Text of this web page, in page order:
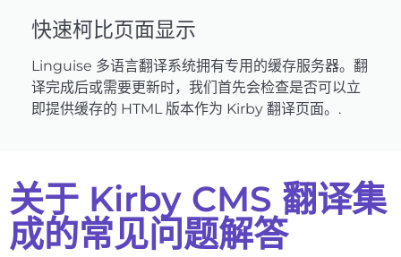
快速柯比页面显示
Linguise 多语言翻译系统拥有专用的缓存服务器。翻
译完成后或需要更新时，我们首先会检查是否可以立
即提供缓存的 HTML 版本作为 Kirby 翻译页面。.
关于 Kirby CMS 翻译集
成的常见问题解答